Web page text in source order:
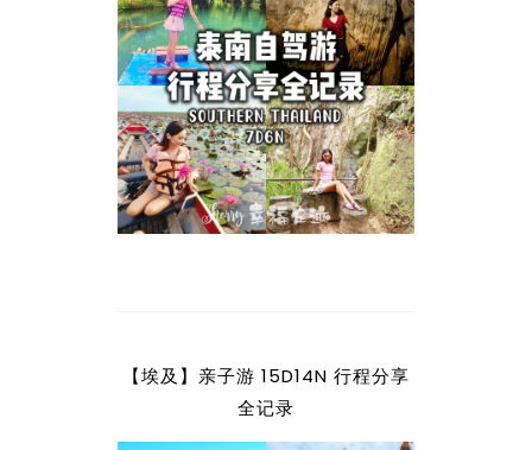
【埃及】亲子游 15D14N 行程分享
全记录